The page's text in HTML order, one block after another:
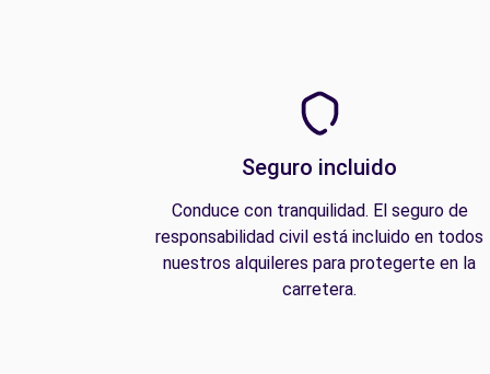
Seguro incluido
Conduce con tranquilidad. El seguro de
responsabilidad civil está incluido en todos
nuestros alquileres para protegerte en la
carretera.